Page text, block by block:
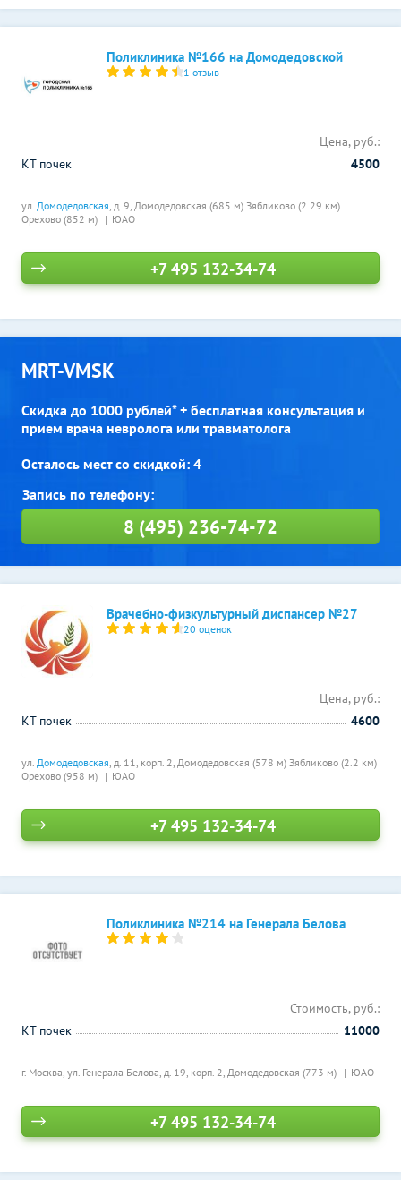
Поликлиника №166 на Домодедовской
1 отзыв
ул. Домодедовская, д. 9, Домодедовская (685 м) Зябликово (2.29 км)
Орехово (852 м)
ЮАО
Цена, руб.:
КТ почек
4500
+7 495 132-34-74
MRT-VMSK
Скидка до 1000 рублей* + бесплатная консультация и
прием врача невролога или травматолога
Осталось мест со скидкой: 4
8 (495) 236-74-72
Врачебно-физкультурный диспансер №27
20 оценок
ул. Домодедовская, д. 11, корп. 2, Домодедовская (578 м) Зябликово (2.2 км)
Орехово (958 м)
ЮАО
Цена, руб.:
КТ почек
4600
+7 495 132-34-74
Поликлиника №214 на Генерала Белова
г. Москва, ул. Генерала Белова, д. 19, корп. 2, Домодедовская (773 м) ЮАО
Стоимость, руб.:
КТ почек
11000
+7 495 132-34-74